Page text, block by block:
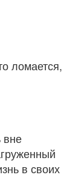
ломается,
вне
в своих